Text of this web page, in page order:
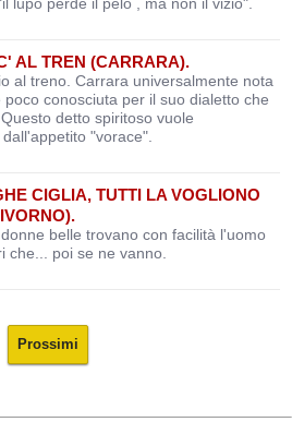
AL TREN (CARRARA).
al treno. Carrara universalmente nota
conosciuta per il suo dialetto che
detto spiritoso vuole
"vorace".
CIGLIA, TUTTI LA VOGLIONO
belle trovano con facilità l'uomo
che... poi se ne vanno.
Prossimi